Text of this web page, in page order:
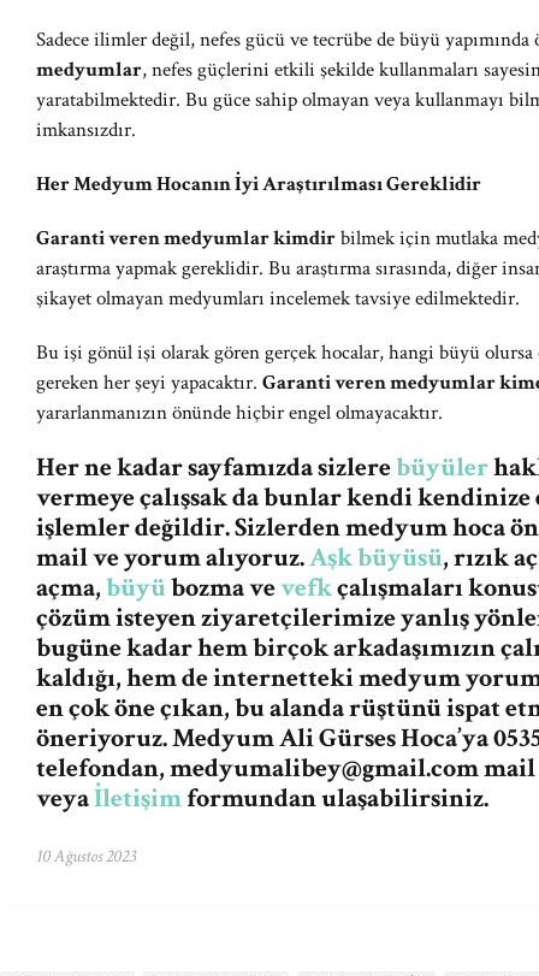
Sadece ilimler değil, nefes gücü ve tecrübe de büyü
medyumlar, nefes güçlerini etkili şekilde kullanmaları
yaratabilmektedir. Bu güce sahip olmayan veya kullanmayı
imkansızdır.
Her Medyum Hocanın İyi Araştırılması Gereklidir
Garanti veren medyumlar kimdirbilmek için mutlaka
araştırma yapmak gereklidir. Bu araştırma sırasında, diğer
şikayet olmayan medyumları incelemek tavsiye edilmektedir.
Bu işi gönül işi olarak gören gerçek hocalar, hangi büyü olursa
gereken her şeyi yapacaktır. Garanti veren medyumlar
yararlanmanızın önünde hiçbir engel olmayacaktır.
Her ne kadar sayfamızda sizlerebüyüler
vermeye çalışsak da bunlar kendi
işlemler değildir. Sizlerden medyum hoca
mail ve yorum alıyoruz.Aşk büyüsü, rızık
açma,büyübozma vevefkçalışmaları
çözüm isteyen ziyaretçilerimize yanlış
bugüne kadar hem birçok arkadaşımızın
kaldığı, hem de internetteki medyum
en çok öne çıkan, bu alanda rüştünü ispat
öneriyoruz. Medyum Ali Gürses Hoca’ya
telefondan,medyumalibey@gmail.commail
veyaİletişimformundan ulaşabilirsiniz.
10 Ağustos 2023